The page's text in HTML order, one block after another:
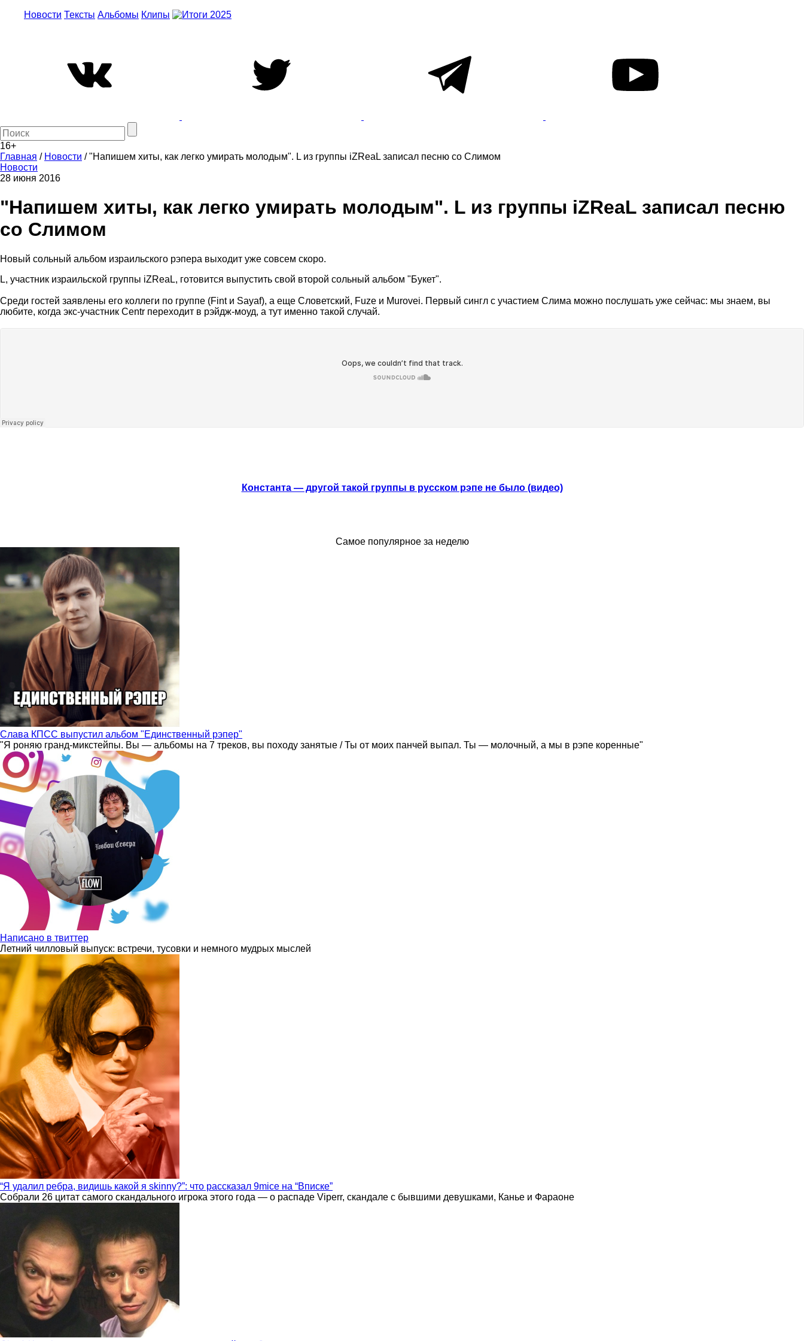
Новости Тексты Альбомы Клипы
16+
Главная / Новости /"Напишем хиты, как легко умирать молодым". L из группы iZReaL записал песню со Слимом
Новости
28 июня 2016
"Напишем хиты, как легко умирать молодым". L из группы iZReaL записал песню
со Слимом
Новый сольный альбом израильского рэпера выходит уже совсем скоро.
L, участник израильской группы iZReaL, готовится выпустить свой второй сольный альбом "Букет".
Среди гостей заявлены его коллеги по группе (Fint и Sayaf), а еще Словетский, Fuze и Murovei. Первый сингл с участием Слима можно послушать уже сейчас: мы знаем, вы
любите, когда экс-участник Centr переходит в рэйдж-моуд, а тут именно такой случай.
Константа — другой такой группы в русском рэпе не было (видео)
Самое популярное за неделю
Слава КПСС выпустил альбом "Единственный рэпер"
"Я роняю гранд-микстейпы. Вы — альбомы на 7 треков, вы походу занятые / Ты от моих панчей выпал. Ты — молочный, а мы в рэпе коренные"
Написано в твиттер
Летний чилловый выпуск: встречи, тусовки и немного мудрых мыслей
“Я удалил ребра, видишь какой я skinny?”: что рассказал 9mice на “Вписке”
Собрали 26 цитат самого скандального игрока этого года — о распаде Viperr, скандале с бывшими девушками, Канье и Фараоне